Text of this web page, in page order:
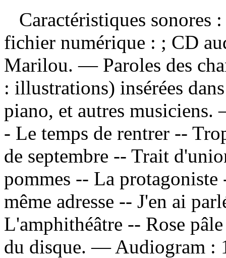
Caractéristiques sonores
fichier numérique : ; CD
Marilou. — Paroles des
: illustrations) insérées
piano, et autres
- Le temps de rentrer --
de septembre -- Trait
pommes -- La
même adresse -- J'en ai
L'amphithéâtre -- Rose
du disque. —Audiogram :